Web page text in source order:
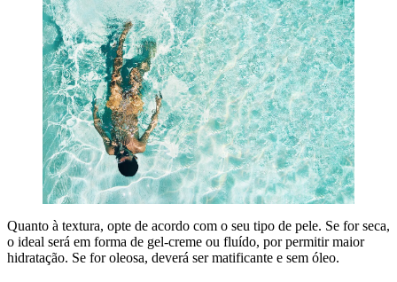
Quanto à textura, opte de acordo com o seu tipo de pele. Se for seca,
o ideal será em forma de gel-creme ou fluído, por permitir maior
hidratação. Se for oleosa, deverá ser matificante e sem óleo.